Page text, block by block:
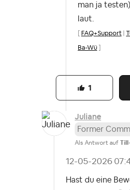
man ja
laut.
[ FAQ+Support |
Ba-Wü ]
1
Juliane
Former
Als Antwort auf
‎12-05-2026
Hast du eine